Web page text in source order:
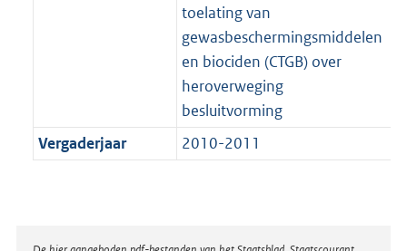
toelating van
gewasbeschermingsmiddelen
en biociden (CTGB) over
heroverweging
besluitvorming
Vergaderjaar
2010-2011